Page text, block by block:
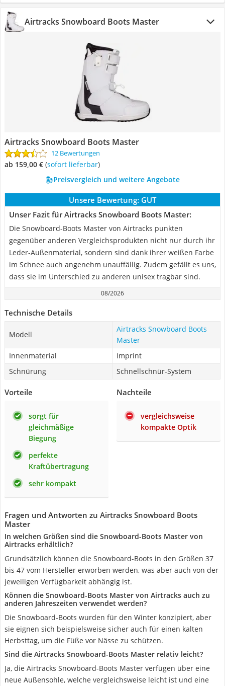
Airtracks Snowboard Boots Master
Airtracks Snowboard Boots Master
12 Bewertungen
ab 159,00 € ( Sofort lieferbar)
Preisvergleich und weitere Angebote
Unsere Bewertung: GUT
Unser Fazit für Airtracks Snowboard Boots Master:
Die Snowboard-Boots Master von Airtracks punkten
gegenüber anderen Vergleichsprodukten nicht nur durch ihr
Leder-Außenmaterial, sondern sind dank ihrer weißen Farbe
im Schnee auch angenehm unauffällig. Zudem gefällt es uns,
dass sie im Unterschied zu anderen unisex tragbar sind.
08/2026
Technische Details
Modell
Airtracks Snowboard Boots
Master
Innenmaterial
Imprint
Schnürung
Schnellschnür-System
Vorteile
sorgt für
gleichmäßige
Biegung
perfekte
Kraftübertragung
sehr kompakt
Nachteile
vergleichsweise
kompakte Optik
Fragen und Antworten zu Airtracks Snowboard Boots
Master
In welchen Größen sind die Snowboard-Boots Master von
Airtracks erhältlich?
Grundsätzlich können die Snowboard-Boots in den Größen 37
bis 47 vom Hersteller erworben werden, was aber auch von der
jeweiligen Verfügbarkeit abhängig ist.
Können die Snowboard-Boots Master von Airtracks auch zu
anderen Jahreszeiten verwendet werden?
Die Snowboard-Boots wurden für den Winter konzipiert, aber
sie eignen sich beispielsweise sicher auch für einen kalten
Herbsttag, um die Füße vor Nässe zu schützen.
Sind die Airtracks Snowboard-Boots Master relativ leicht?
Ja, die Airtracks Snowboard-Boots Master verfügen über eine
neue Außensohle, welche vergleichsweise leicht ist und eine